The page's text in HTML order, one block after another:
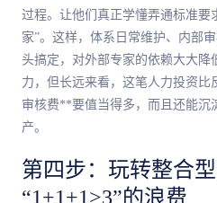
过程。让他们真正学懂弄通标准要
家”。这样，体系日常维护、内部
头搞定，对外部专家的依赖大大降
力，但长远来看，这笔人力投资比
审核费**要值当得多，而且还能沉
产。
第四步：玩转整合
“1+1+1>3”的浪费